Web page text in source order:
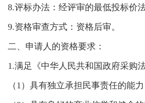
8.评标办法：经评审的最低投标价
9.资格审查方式：资格后审。
二、申请人的资格要求：
1.满足《中华人民共和国政府采购
（1）具有独立承担民事责任的能